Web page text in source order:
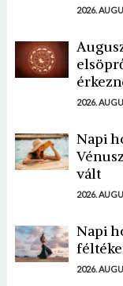
2026.
2026.
Napi
vált
2026.
Napi
2026.